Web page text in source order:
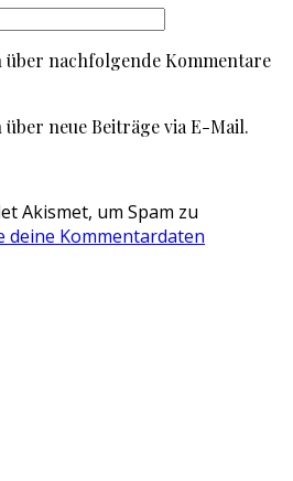
nachfolgende Kommentare
neue Beiträge via E-Mail.
Akismet, um Spam zu
deine Kommentardaten